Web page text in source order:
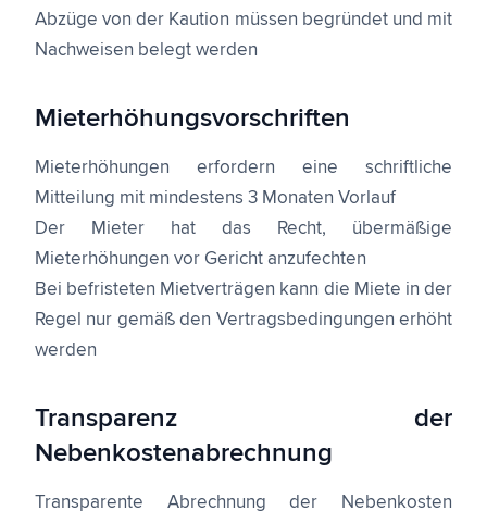
Abzüge von der Kaution müssen begründet und mit
Nachweisen belegt werden
Mieterhöhungsvorschriften
Mieterhöhungen erfordern eine schriftliche
Mitteilung mit mindestens 3 Monaten Vorlauf
Der Mieter hat das Recht, übermäßige
Mieterhöhungen vor Gericht anzufechten
Bei befristeten Mietverträgen kann die Miete in der
Regel nur gemäß den Vertragsbedingungen erhöht
werden
Transparenz der
Nebenkostenabrechnung
Transparente Abrechnung der Nebenkosten